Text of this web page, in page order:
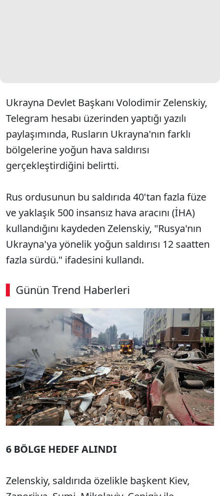
Ukrayna Devlet Başkanı Volodimir Zelenskiy,
Telegram hesabı üzerinden yaptığı yazılı
paylaşımında, Rusların Ukrayna'nın farklı
bölgelerine yoğun hava saldırısı
gerçekleştirdiğini belirtti.
Rus ordusunun bu saldırıda 40'tan fazla füze
ve yaklaşık 500 insansız hava aracını (İHA)
kullandığını kaydeden Zelenskiy, "Rusya'nın
Ukrayna'ya yönelik yoğun saldırısı 12 saatten
fazla sürdü." ifadesini kullandı.
Günün Trend Haberleri
6 BÖLGE HEDEF ALINDI
Zelenskiy, saldırıda özelikle başkent Kiev,